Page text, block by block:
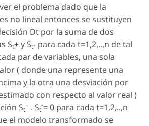
el problema dado que la
no lineal entonces se sustituyen
Dt por la suma de dos
St+ y St- para cada t=1,2,..,n de tal
par de variables, una sola
( donde una represente una
y la otra una desviación por
con respecto al valor real )
St
+ . St
-= 0 para cada t=1,2,..,n
el modelo transformado se